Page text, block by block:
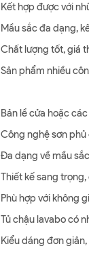
Kết hợp được với
Mầu sắc đa dạng,
Chất lượng tốt, giá
Sản phẩm nhiều
Bản lề cửa hoặc
Công nghệ sơn phủ
Đa dạng về mầu
Thiết kế sang
Phù hợp với không
Tủ chậu lavabo có
Kiểu dáng đơn